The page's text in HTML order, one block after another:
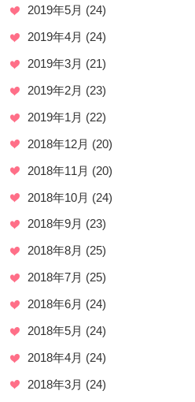
2019年5月 (24)
2019年4月 (24)
2019年3月 (21)
2019年2月 (23)
2019年1月 (22)
2018年12月 (20)
2018年11月 (20)
2018年10月 (24)
2018年9月 (23)
2018年8月 (25)
2018年7月 (25)
2018年6月 (24)
2018年5月 (24)
2018年4月 (24)
2018年3月 (24)